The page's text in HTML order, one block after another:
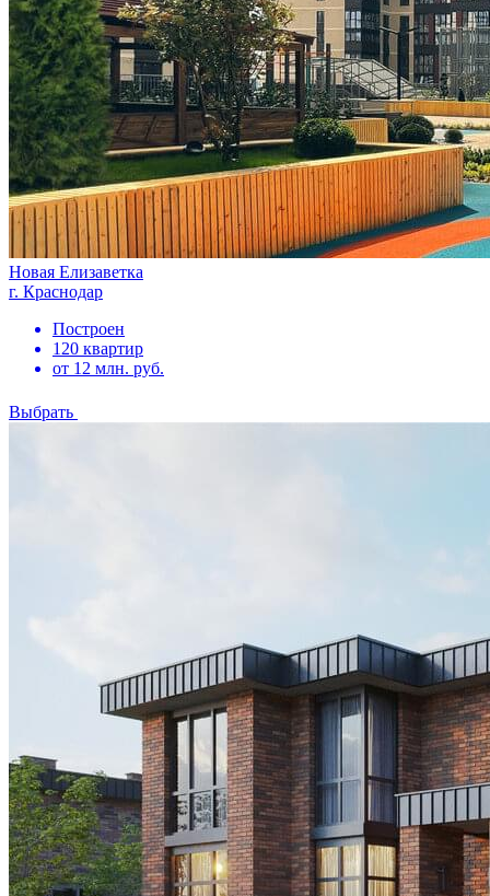
Новая Елизаветка
г. Краснодар
Построен
120 квартир
от 12 млн. руб.
Выбрать